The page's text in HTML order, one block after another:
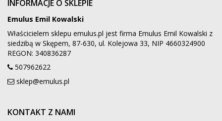
INFORMACJE O SKLEPIE
Emulus Emil Kowalski
Właścicielem sklepu emulus.pl jest firma Emulus Emil Kowalski z
siedzibą w Skępem, 87-630, ul. Kolejowa 33, NIP 4660324900
REGON: 340836287
507962622
sklep@emulus.pl
KONTAKT Z NAMI